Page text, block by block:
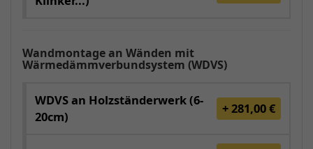
Wandmontage an Wänden mit
Wärmedämmverbundsystem (WDVS)
WDVS an Holzständerwerk (6-
20cm)
+ 281,00 €